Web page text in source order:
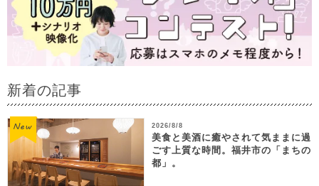
新着の記事
2026/8/8
美食と美酒に癒やされて気ままに過
ごす上質な時間。福井市の「まちの
都」。